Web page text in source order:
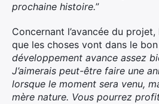
prochaine histoire.”
Concernant l’avancée du
que les choses vont dans le bon
développement avance assez
J’aimerais peut-être faire une
lorsque le moment sera venu,
mère nature. Vous pourrez